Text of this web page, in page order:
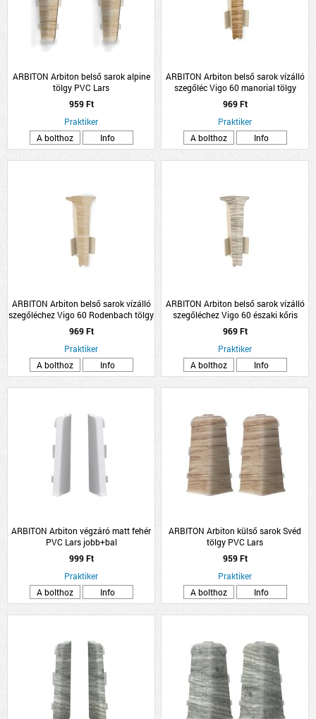
ARBITON Arbiton belső sarok alpine
tölgy PVC Lars
959 Ft
Praktiker
A bolthoz
Info
ARBITON Arbiton belső sarok vízálló
szegőléc Vigo 60 manorial tölgy
969 Ft
Praktiker
A bolthoz
Info
ARBITON Arbiton belső sarok vízálló
szegőléchez Vigo 60 Rodenbach tölgy
969 Ft
Praktiker
A bolthoz
Info
ARBITON Arbiton belső sarok vízálló
szegőléchez Vigo 60 északi kőris
969 Ft
Praktiker
A bolthoz
Info
ARBITON Arbiton végzáró matt fehér
PVC Lars jobb+bal
999 Ft
Praktiker
A bolthoz
Info
ARBITON Arbiton külső sarok Svéd
tölgy PVC Lars
959 Ft
Praktiker
A bolthoz
Info